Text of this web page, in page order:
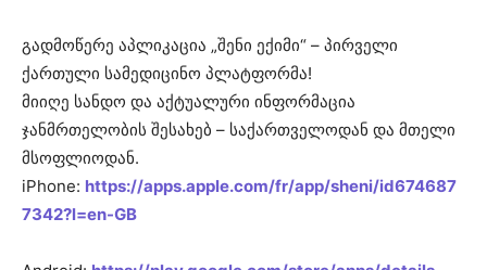
გადმოწერე აპლიკაცია „შენი ექიმი“ – პირველი
ქართული სამედიცინო პლატფორმა!
მიიღე სანდო და აქტუალური ინფორმაცია
ჯანმრთელობის შესახებ – საქართველოდან და მთელი
მსოფლიოდან.
iPhone: https://apps.apple.com/fr/app/sheni/id674687
7342?l=en-GB